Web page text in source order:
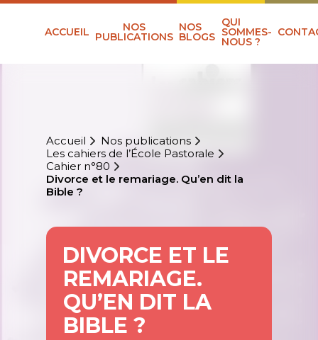
ACCUEIL NOS
PUBLICATIONS
NOS
BLOGS
QUI
SOMMES-
NOUS ?
Accueil
Nos publications
Les cahiers de l’École Pastorale
Cahier n°80
Divorce et le remariage. Qu’en dit la
Bible ?
DIVORCE ET LE
REMARIAGE.
QU’EN DIT LA
BIBLE ?